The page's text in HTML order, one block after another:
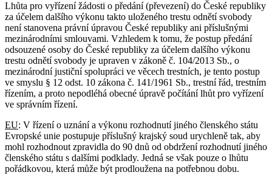
Lhůta pro vyřízení žádosti o předání (převezení) do České republiky
za účelem dalšího výkonu takto uloženého trestu odnětí svobody
není stanovena právní úpravou České republiky ani příslušnými
mezinárodními smlouvami. Vzhledem k tomu, že postup předání
odsouzené osoby do České republiky za účelem dalšího výkonu
trestu odnětí svobody je upraven v zákoně č. 104/2013 Sb., o
mezinárodní justiční spolupráci ve věcech trestních, je tento postup
ve smyslu § 12 odst. 10 zákona č. 141/1961 Sb., trestní řád, trestním
řízením, a proto nepodléhá obecné úpravě počítání lhůt pro vyřízení
ve správním řízení.
EU: V řízení o uznání a výkonu rozhodnutí jiného členského státu
Evropské unie postupuje příslušný krajský soud urychleně tak, aby
mohl rozhodnout zpravidla do 90 dnů od obdržení rozhodnutí jiného
členského státu s dalšími podklady. Jedná se však pouze o lhůtu
pořádkovou, která může být prodloužena na potřebnou dobu.